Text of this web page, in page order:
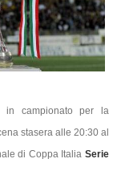
in campionato per la
stasera alle 20:30 al
di Coppa ItaliaSerie